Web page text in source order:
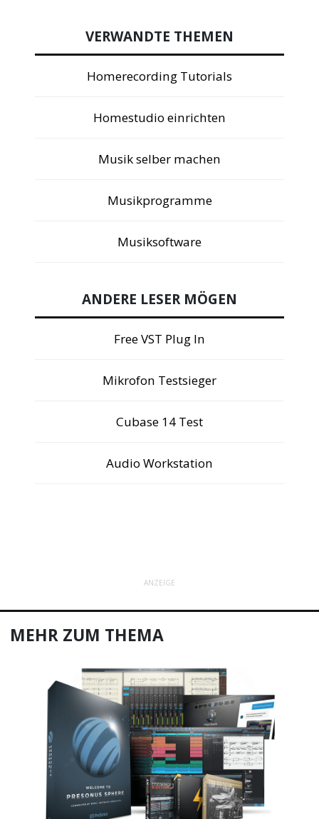
VERWANDTE THEMEN
Homerecording Tutorials
Homestudio einrichten
Musik selber machen
Musikprogramme
Musiksoftware
ANDERE LESER MÖGEN
Free VST Plug In
Mikrofon Testsieger
Cubase 14 Test
Audio Workstation
ANZEIGE
MEHR ZUM THEMA